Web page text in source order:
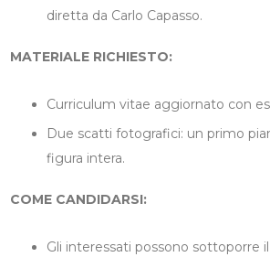
diretta da Carlo Capasso.
MATERIALE RICHIESTO:
Curriculum vitae aggiornato con
Due scatti fotografici: un primo
figura intera.
COME CANDIDARSI:
Gli interessati possono sottoporre